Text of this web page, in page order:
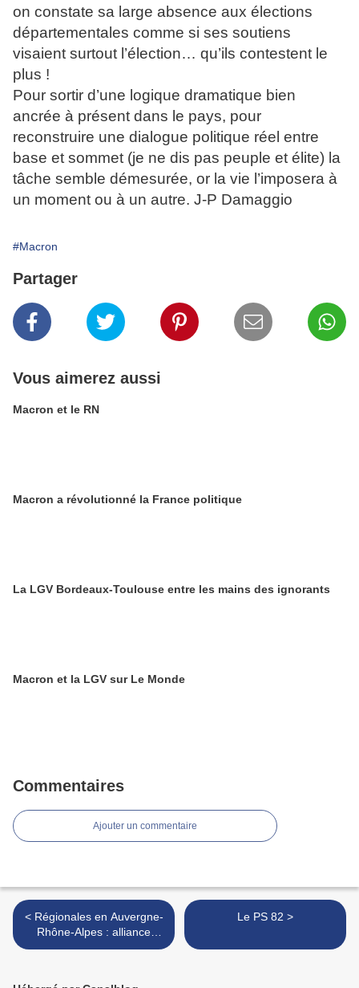
on constate sa large absence aux élections
départementales comme si ses soutiens
visaient surtout l’élection… qu’ils contestent le
plus !
Pour sortir d’une logique dramatique bien
ancrée à présent dans le pays, pour
reconstruire une dialogue politique réel entre
base et sommet (je ne dis pas peuple et élite) la
tâche semble démesurée, or la vie l’imposera à
un moment ou à un autre. J-P Damaggio
#Macron
Partager
Vous aimerez aussi
Macron et le RN
Macron a révolutionné la France politique
La LGV Bordeaux-Toulouse entre les mains des ignorants
Macron et la LGV sur Le Monde
Commentaires
Ajouter un commentaire
< Régionales en Auvergne-
Rhône-Alpes : alliance
PCF-LFI
Le PS 82 >